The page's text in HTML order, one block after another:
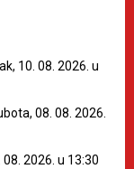
10. 08. 2026. u
08. 08. 2026.
2026. u 13:30